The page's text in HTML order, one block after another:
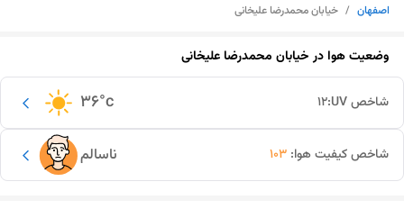
اصفهان / خیابان محمدرضا علیخانی
وضعیت هوا درخیابان محمدرضا علیخانی
36°c شاخص UV: 12
ناسالم شاخص کیفیت هوا: 103